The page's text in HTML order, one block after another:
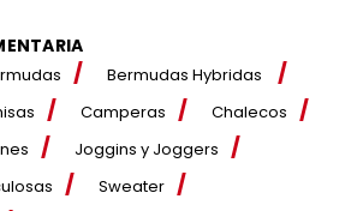
Bermudas Hybridas
Camperas
Chalecos
Joggins y Joggers
Sweater